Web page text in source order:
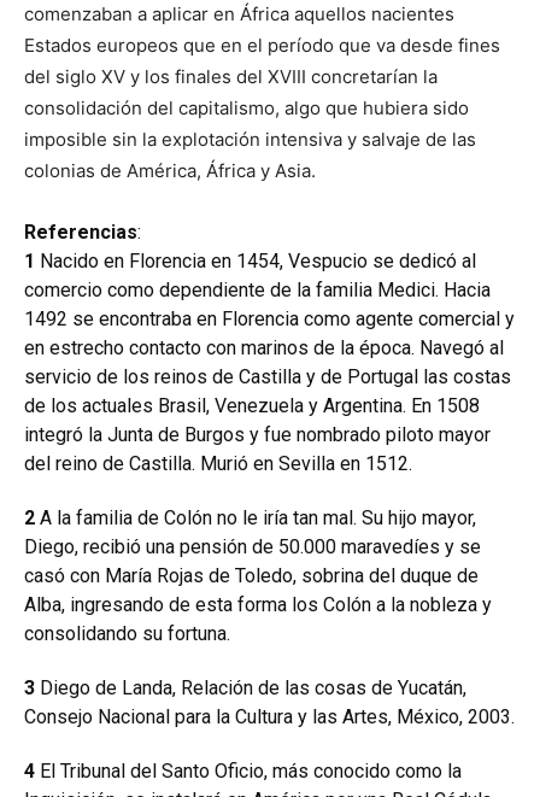
comenzaban a aplicar en África aquellos nacientes
Estados europeos que en el período que va desde fines
del siglo XV y los finales del XVIII concretarían la
consolidación del capitalismo, algo que hubiera sido
imposible sin la explotación intensiva y salvaje de las
colonias de América, África y Asia.
Referencias:
1 Nacido en Florencia en 1454, Vespucio se dedicó al
comercio como dependiente de la familia Medici. Hacia
1492 se encontraba en Florencia como agente comercial y
en estrecho contacto con marinos de la época. Navegó al
servicio de los reinos de Castilla y de Portugal las costas
de los actuales Brasil, Venezuela y Argentina. En 1508
integró la Junta de Burgos y fue nombrado piloto mayor
del reino de Castilla. Murió en Sevilla en 1512.
2 A la familia de Colón no le iría tan mal. Su hijo mayor,
Diego, recibió una pensión de 50.000 maravedíes y se
casó con María Rojas de Toledo, sobrina del duque de
Alba, ingresando de esta forma los Colón a la nobleza y
consolidando su fortuna.
3 Diego de Landa, Relación de las cosas de Yucatán,
Consejo Nacional para la Cultura y las Artes, México, 2003.
4 El Tribunal del Santo Oficio, más conocido como la